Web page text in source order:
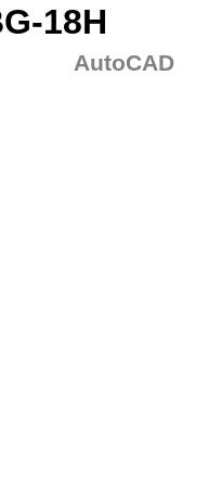
18H
AutoCAD